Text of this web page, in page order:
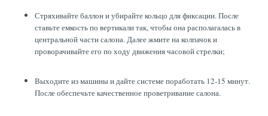
Стряхивайте баллон и убирайте кольцо для фиксации. После
ставьте емкость по вертикали так, чтобы она располагалась в
центральной части салона. Далее жмите на колпачок и
проворачивайте его по ходу движения часовой стрелки;
Выходите из машины и дайте системе поработать 12-15 минут.
После обеспечьте качественное проветривание салона.